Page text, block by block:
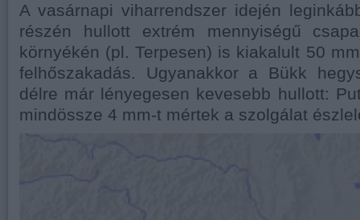
A vasárnapi viharrendszer idején
részén hullott extrém mennyiségű
környékén (pl. Terpesen) is kiakalult 50
felhőszakadás. Ugyanakkor a Bükk
délre már lényegesen kevesebb hullott:
mindössze 4 mm-t mértek a szolgálat